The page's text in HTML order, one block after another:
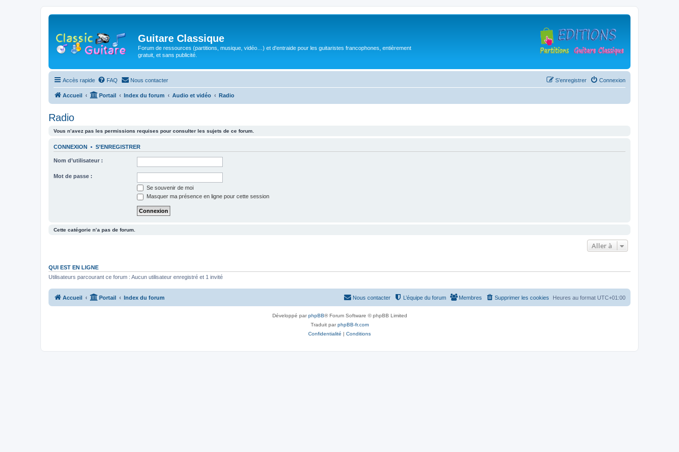
Guitare Classique
Forum de ressources (partitions, musique, vidéo…) et d'entraide pour les guitaristes francophones, entièrement
gratuit, et sans publicité.
Accès rapide FAQ Nous contacter Connexion
S’enregistrer
Accueil Portail Index du forum Audio et vidéo Radio
Radio
Vous n’avez pas les permissions requises pour consulter les sujets de ce forum.
CONNEXION • S’ENREGISTRER
Nom d’utilisateur :
Mot de passe :
Se souvenir de moi
Masquer ma présence en ligne pour cette session
Cette catégorie n’a pas de forum.
Aller à
QUI EST EN LIGNE
Utilisateurs parcourant ce forum : Aucun utilisateur enregistré et 1 invité
Accueil Portail Index du forum Heures au format UTC+01:00
Supprimer les cookies
Membres
L’équipe du forum
Nous contacter
Développé parphpBB® Forum Software © phpBB Limited
Traduit parphpBB-fr.com
Confidentialité | Conditions